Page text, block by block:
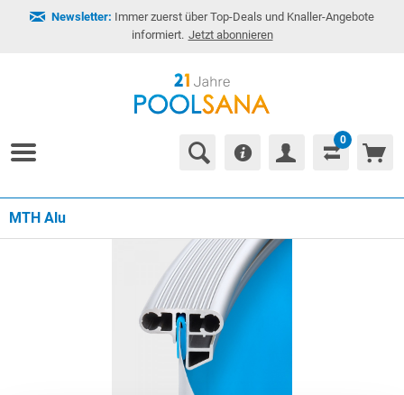
Newsletter: Immer zuerst über Top-Deals und Knaller-Angebote
informiert. Jetzt abonnieren
0
MTH Alu